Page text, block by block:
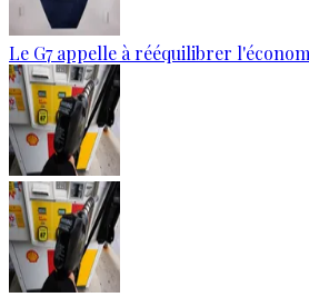
Le G7 appelle à rééquilibrer